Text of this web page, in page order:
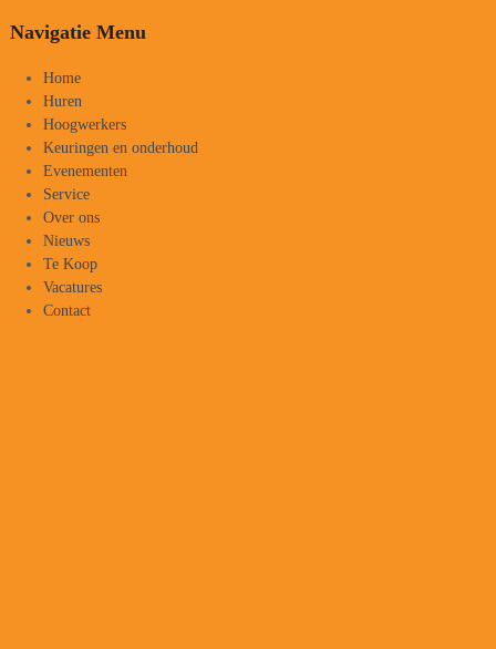
Navigatie Menu
Home
Huren
Hoogwerkers
Keuringen en onderhoud
Evenementen
Service
Over ons
Nieuws
Te Koop
Vacatures
Contact